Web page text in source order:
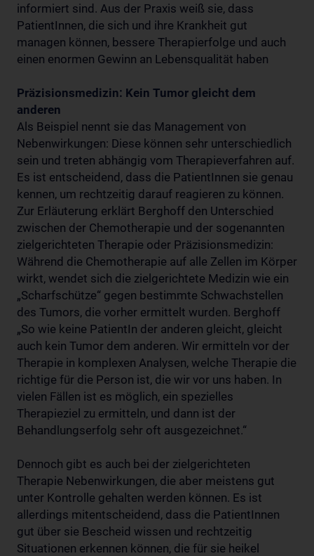
informiert sind. Aus der Praxis weiß sie, dass
PatientInnen, die sich und ihre Krankheit gut
managen können, bessere Therapierfolge und auch
einen enormen Gewinn an Lebensqualität haben
Präzisionsmedizin: Kein Tumor gleicht dem
anderen
Als Beispiel nennt sie das Management von
Nebenwirkungen: Diese können sehr unterschiedlich
sein und treten abhängig vom Therapieverfahren auf.
Es ist entscheidend, dass die PatientInnen sie genau
kennen, um rechtzeitig darauf reagieren zu können.
Zur Erläuterung erklärt Berghoff den Unterschied
zwischen der Chemotherapie und der sogenannten
zielgerichteten Therapie oder Präzisionsmedizin:
Während die Chemotherapie auf alle Zellen im Körper
wirkt, wendet sich die zielgerichtete Medizin wie ein
„Scharfschütze“ gegen bestimmte Schwachstellen
des Tumors, die vorher ermittelt wurden. Berghoff
„So wie keine PatientIn der anderen gleicht, gleicht
auch kein Tumor dem anderen. Wir ermitteln vor der
Therapie in komplexen Analysen, welche Therapie die
richtige für die Person ist, die wir vor uns haben. In
vielen Fällen ist es möglich, ein spezielles
Therapieziel zu ermitteln, und dann ist der
Behandlungserfolg sehr oft ausgezeichnet.“
Dennoch gibt es auch bei der zielgerichteten
Therapie Nebenwirkungen, die aber meistens gut
unter Kontrolle gehalten werden können. Es ist
allerdings mitentscheidend, dass die PatientInnen
gut über sie Bescheid wissen und rechtzeitig
Situationen erkennen können, die für sie heikel